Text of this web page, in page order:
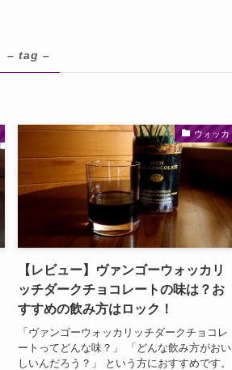
– tag –
ウォッカ
【レビュー】ヴァンゴーウォッカリ
ッチダークチョコレートの味は？お
すすめの飲み方はロック！
「ヴァンゴーウォッカリッチダークチョコレ
ートってどんな味？」 「どんな飲み方がおい
しいんだろう？」 という方におすすめです。